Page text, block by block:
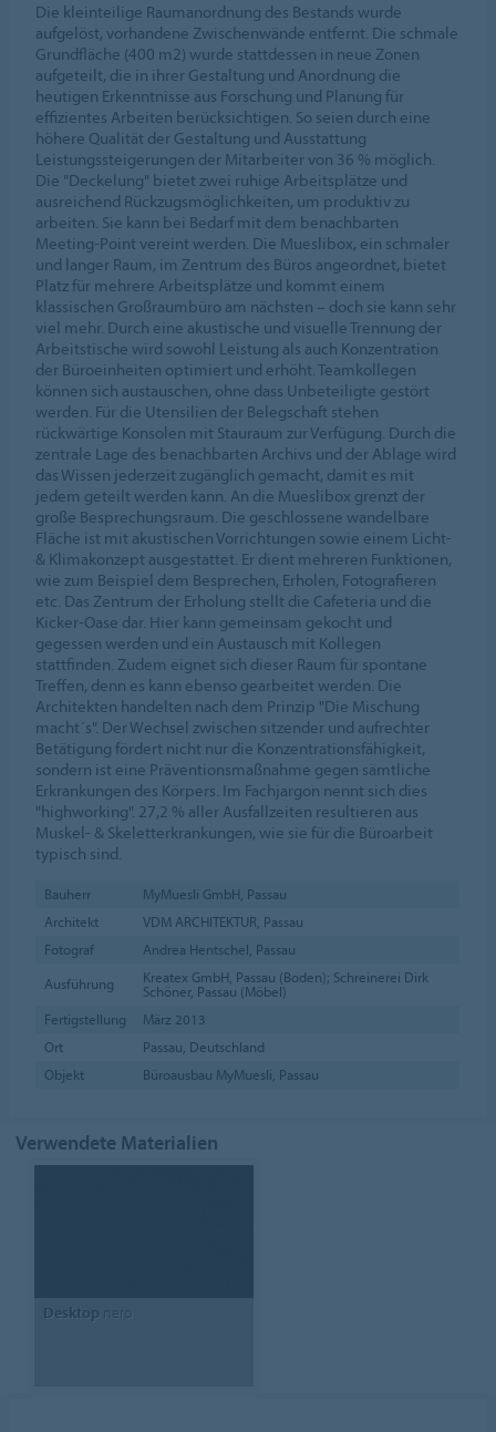
Die kleinteilige Raumanordnung des Bestands wurde
aufgelöst, vorhandene Zwischenwände entfernt. Die schmale
Grundfläche (400 m2) wurde stattdessen in neue Zonen
aufgeteilt, die in ihrer Gestaltung und Anordnung die
heutigen Erkenntnisse aus Forschung und Planung für
effizientes Arbeiten berücksichtigen. So seien durch eine
höhere Qualität der Gestaltung und Ausstattung
Leistungssteigerungen der Mitarbeiter von 36 % möglich.
Die "Deckelung" bietet zwei ruhige Arbeitsplätze und
ausreichend Rückzugsmöglichkeiten, um produktiv zu
arbeiten. Sie kann bei Bedarf mit dem benachbarten
Meeting-Point vereint werden. Die Mueslibox, ein schmaler
und langer Raum, im Zentrum des Büros angeordnet, bietet
Platz für mehrere Arbeitsplätze und kommt einem
klassischen Großraumbüro am nächsten – doch sie kann sehr
viel mehr. Durch eine akustische und visuelle Trennung der
Arbeitstische wird sowohl Leistung als auch Konzentration
der Büroeinheiten optimiert und erhöht. Teamkollegen
können sich austauschen, ohne dass Unbeteiligte gestört
werden. Für die Utensilien der Belegschaft stehen
rückwärtige Konsolen mit Stauraum zur Verfügung. Durch die
zentrale Lage des benachbarten Archivs und der Ablage wird
das Wissen jederzeit zugänglich gemacht, damit es mit
jedem geteilt werden kann. An die Mueslibox grenzt der
große Besprechungsraum. Die geschlossene wandelbare
Fläche ist mit akustischen Vorrichtungen sowie einem Licht-
& Klimakonzept ausgestattet. Er dient mehreren Funktionen,
wie zum Beispiel dem Besprechen, Erholen, Fotografieren
etc. Das Zentrum der Erholung stellt die Cafeteria und die
Kicker-Oase dar. Hier kann gemeinsam gekocht und
gegessen werden und ein Austausch mit Kollegen
stattfinden. Zudem eignet sich dieser Raum für spontane
Treffen, denn es kann ebenso gearbeitet werden. Die
Architekten handelten nach dem Prinzip "Die Mischung
macht´s". Der Wechsel zwischen sitzender und aufrechter
Betätigung fördert nicht nur die Konzentrationsfähigkeit,
sondern ist eine Präventionsmaßnahme gegen sämtliche
Erkrankungen des Körpers. Im Fachjargon nennt sich dies
"highworking". 27,2 % aller Ausfallzeiten resultieren aus
Muskel- & Skeletterkrankungen, wie sie für die Büroarbeit
typisch sind.
Bauherr
MyMuesli GmbH, Passau
Architekt
VDM ARCHITEKTUR, Passau
Fotograf
Andrea Hentschel, Passau
Ausführung
Kreatex GmbH, Passau (Boden); Schreinerei Dirk
Schöner, Passau (Möbel)
Fertigstellung
März 2013
Ort
Passau, Deutschland
Objekt
Büroausbau MyMuesli, Passau
Verwendete Materialien
Desktopnero